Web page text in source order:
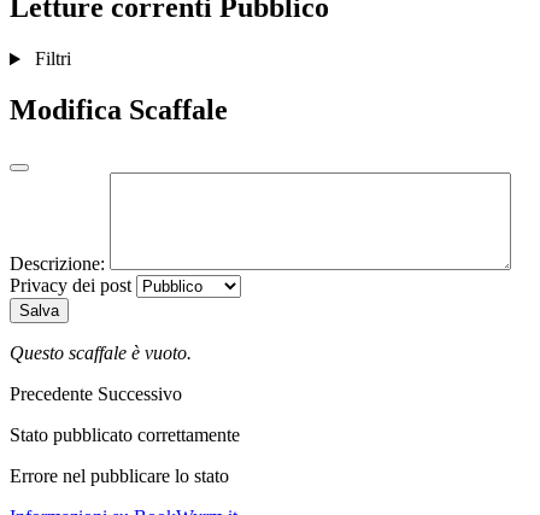
Letture correnti Pubblico
Filtri
Modifica Scaffale
Descrizione:
Privacy dei post
Salva
Questo scaffale è vuoto.
Precedente Successivo
Stato pubblicato correttamente
Errore nel pubblicare lo stato